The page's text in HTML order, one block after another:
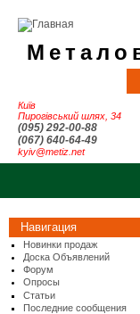
Київ
Пирогівський шлях, 34
(095) 292-00-88
(067) 640-64-49
kyiv@metiz.net
Навигация
Новинки продаж
Доска Объявлений
Форум
Опросы
Статьи
Последние сообщения